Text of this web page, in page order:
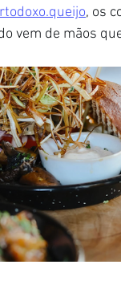
, os
vem de mãos